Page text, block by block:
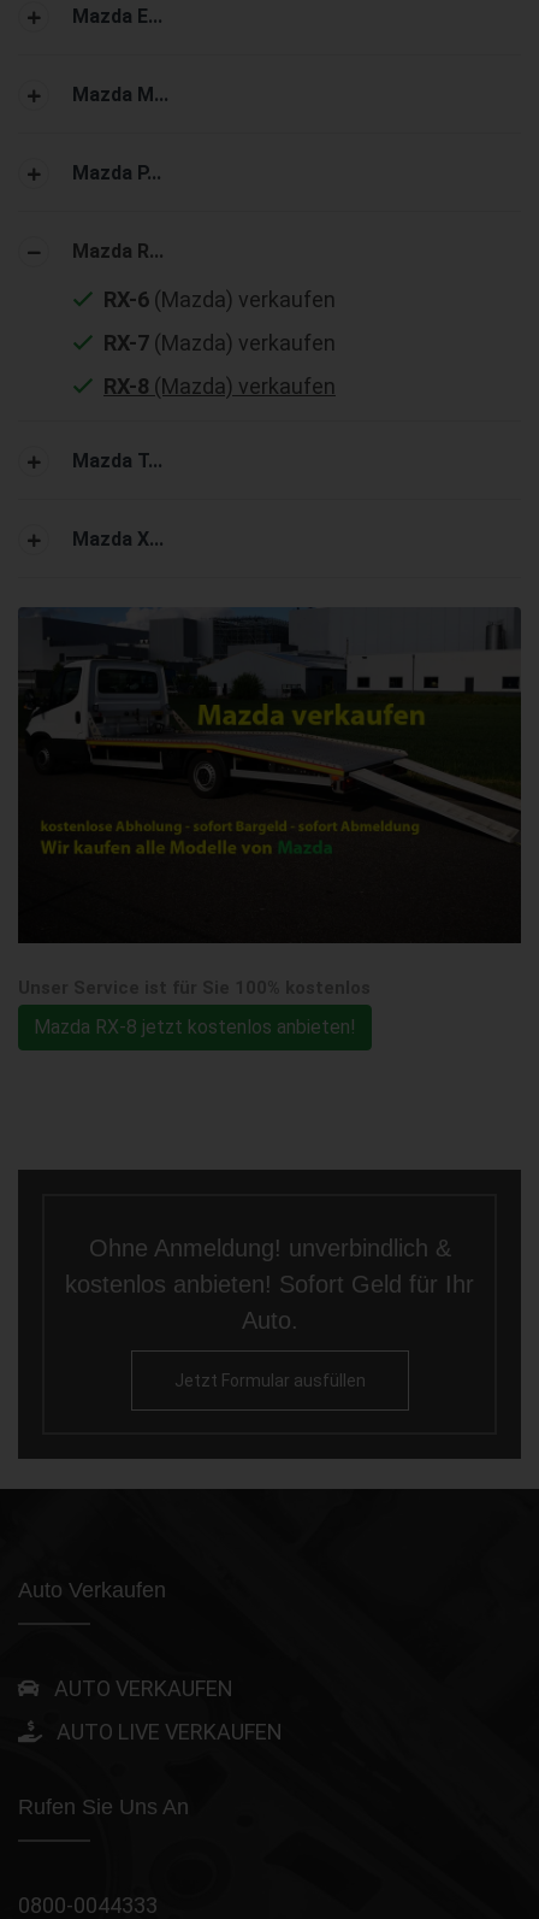
Mazda E...
Mazda M...
Mazda P...
Mazda R...
RX-6 (Mazda) verkaufen
RX-7 (Mazda) verkaufen
RX-8 (Mazda) verkaufen
Mazda T...
Mazda X...
Mazda RX-8 jetzt kostenlos anbieten!
Ohne Anmeldung! unverbindlich &
kostenlos anbieten! Sofort Geld für Ihr
Auto.
Jetzt Formular ausfüllen
Auto Verkaufen
AUTO VERKAUFEN
AUTO LIVE VERKAUFEN
Rufen Sie Uns An
0800-0044333